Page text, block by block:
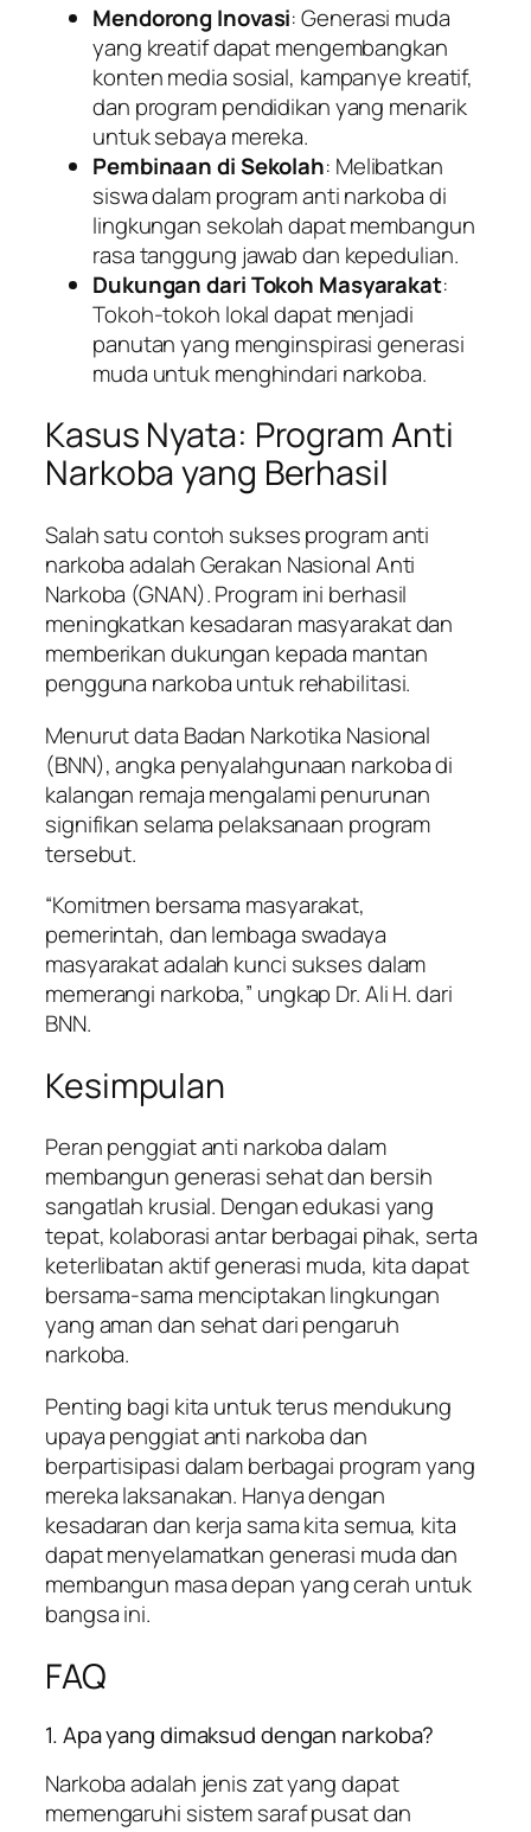
Mendorong Inovasi: Generasi muda
yang kreatif dapat mengembangkan
konten media sosial, kampanye kreatif,
dan program pendidikan yang menarik
untuk sebaya mereka.
Pembinaan di Sekolah: Melibatkan
siswa dalam program anti narkoba di
lingkungan sekolah dapat membangun
rasa tanggung jawab dan kepedulian.
Dukungan dari Tokoh Masyarakat:
Tokoh-tokoh lokal dapat menjadi
panutan yang menginspirasi generasi
muda untuk menghindari narkoba.
Kasus Nyata: Program Anti
Narkoba yang Berhasil
Salah satu contoh sukses program anti
narkoba adalah Gerakan Nasional Anti
Narkoba (GNAN). Program ini berhasil
meningkatkan kesadaran masyarakat dan
memberikan dukungan kepada mantan
pengguna narkoba untuk rehabilitasi.
Menurut data Badan Narkotika Nasional
(BNN), angka penyalahgunaan narkoba di
kalangan remaja mengalami penurunan
signifikan selama pelaksanaan program
tersebut.
“Komitmen bersama masyarakat,
pemerintah, dan lembaga swadaya
masyarakat adalah kunci sukses dalam
memerangi narkoba,” ungkap Dr. Ali H. dari
BNN.
Kesimpulan
Peran penggiat anti narkoba dalam
membangun generasi sehat dan bersih
sangatlah krusial. Dengan edukasi yang
tepat, kolaborasi antar berbagai pihak, serta
keterlibatan aktif generasi muda, kita dapat
bersama-sama menciptakan lingkungan
yang aman dan sehat dari pengaruh
narkoba.
Penting bagi kita untuk terus mendukung
upaya penggiat anti narkoba dan
berpartisipasi dalam berbagai program yang
mereka laksanakan. Hanya dengan
kesadaran dan kerja sama kita semua, kita
dapat menyelamatkan generasi muda dan
membangun masa depan yang cerah untuk
bangsa ini.
FAQ
1. Apa yang dimaksud dengan narkoba?
Narkoba adalah jenis zat yang dapat
memengaruhi sistem saraf pusat dan